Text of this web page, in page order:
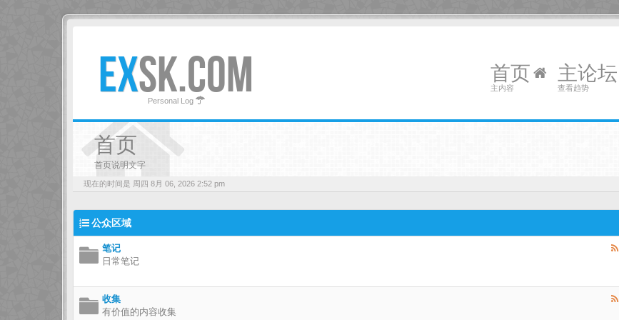
EXSK.COM
Personal Log
首页
主内容
主论坛
查看趋势
首页
首页说明文字
现在的时间是 周四 8月 06, 2026 2:52 pm
公众区域
笔记
日常笔记
收集
有价值的内容收集